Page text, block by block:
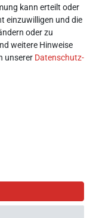
kann erteilt oder
einzuwilligen und die
oder zu
weitere Hinweise
unserer Daten­schutz­